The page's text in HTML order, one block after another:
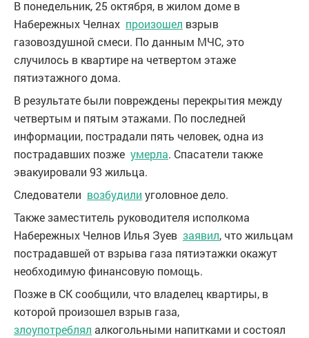
В понедельник, 25 октября, в жилом доме в
Набережных Челнах произошел взрыв
газовоздушной смеси. По данным МЧС, это
случилось в квартире на четвертом этаже
пятиэтажного дома.
В результате были повреждены перекрытия между
четвертым и пятым этажами. По последней
информации, пострадали пять человек, одна из
пострадавших позже умерла. Спасатели также
эвакуировали 93 жильца.
Следователи возбудили уголовное дело.
Также заместитель руководителя исполкома
Набережных Челнов Илья Зуев заявил, что жильцам
пострадавшей от взрыва газа пятиэтажки окажут
необходимую финансовую помощь.
Позже в СК сообщили, что владелец квартиры, в
которой произошел взрыв газа,
злоупотреблял алкогольными напитками и состоял